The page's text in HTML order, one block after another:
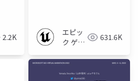
2.2K
エピッ
ク ゲー
ャパン
631.6K